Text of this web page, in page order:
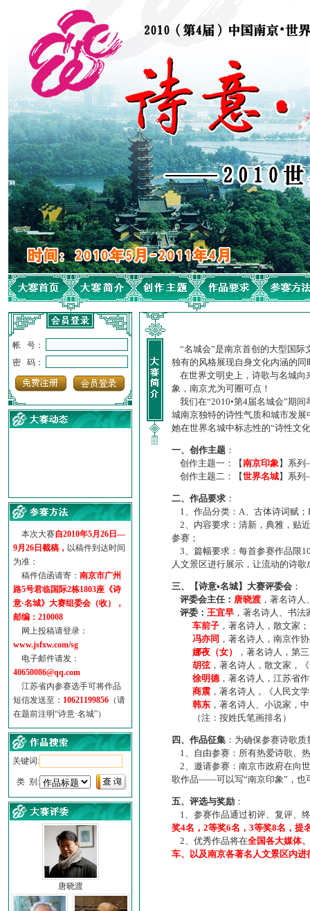
帐 号：
密 码：
·【诗意·名城】地铁展示作...
诗意名城·地铁时间
地铁完美呈现【诗意·名城...
参赛作品多达5000多首
“诗意·名城”晒诗会
特别通知--致广大诗词爱好...
本次大赛自2010年5月26日—
9月26日截稿， 以稿件到达时间
为准：
稿件信函请寄： 南京市广州
路5号君临国际2栋1803座《诗
意·名城》大赛组委会（收），
邮编：210008
网上投稿请登录：
www.jsfxw.com/sg
电子邮件请发：
40650086@qq.com
江苏省内参赛选手可将作品
短信发送至： 10621199856 （请
在题前注明“诗意·名城”）
关键词:
类 别:
唐晓渡
“名城会”是南京首创的大型国际
独有的风格展现自身文化内涵的
在世界文明史上，诗歌与名城向
象，南京尤为可圈可点！
我们在“2010•第4届名城会”期
城南京独特的诗性气质和城市发
她在世界名城中标志性的“诗性文
一、创作主题 ：
创作主题一：【南京印象】系
创作主题二：【世界名城】系
二、作品要求 ：
1、作品分类：A、古体诗词赋；
2、内容要求：清新，典雅，贴
参赛；
3、篇幅要求：每首参赛作品限
人文景区进行展示，让流动的诗
三、【诗意•名城】大赛评委会 ：
评委会主任： 唐晓渡 ，著名诗
评委： 王宜早 ，著名诗人、书
车前子 ，著名诗人，散文家；
冯亦同 ，著名诗人，南京作
娜夜（女）
，著名诗人，第
胡弦，著名诗人，散文家，
徐明德，著名诗人，江苏省
商震 ，著名诗人，《人民文
韩东 ，著名诗人、小说家，
（注：按姓氏笔画排名）
四、作品征集 ：为确保参赛诗歌
1、自由参赛：所有热爱诗歌、
2、邀请参赛：南京市政府在向
歌作品——可以写“南京印象”，也
五、评选与奖励 ：
1、参赛作品通过初评、复评、
奖4名，2等奖6名，3等奖8名，提
2、优秀作品将在全国各大媒体
车、以及南京各著名人文景区内进